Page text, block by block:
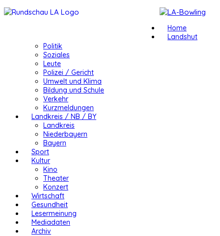
Home
Landshut
Politik
Soziales
Leute
Polizei / Gericht
Umwelt und Klima
Bildung und Schule
Verkehr
Kurzmeldungen
Landkreis / NB / BY
Landkreis
Niederbayern
Bayern
Sport
Kultur
Kino
Theater
Konzert
Wirtschaft
Gesundheit
Lesermeinung
Mediadaten
Archiv